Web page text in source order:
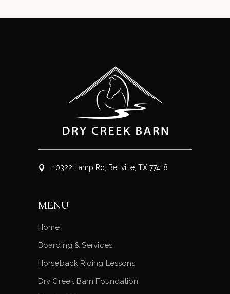
10322 Lamp Rd, Bellville, TX 77418
MENU
Home
Boarding & Services
Horseback Riding Lessons
Dry Creek Barn Foundation